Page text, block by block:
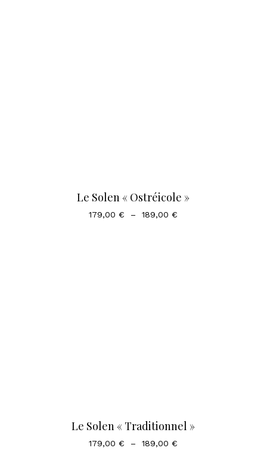
Le Solen « Ostréicole »
179,00€ – 189,00€
Le Solen « Traditionnel »
179,00€ – 189,00€